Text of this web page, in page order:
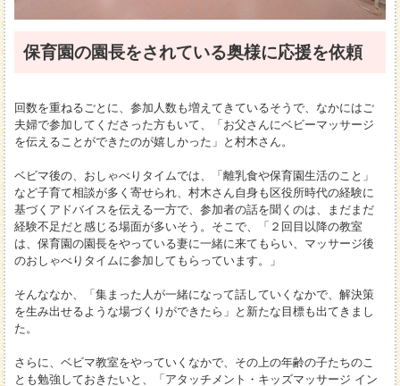
保育園の園長をされている奥様に応援を依頼
回数を重ねるごとに、参加人数も増えてきているそうで、なかにはご
夫婦で参加してくださった方もいて、「お父さんにベビーマッサージ
を伝えることができたのが嬉しかった」と村木さん。
ベビマ後の、おしゃべりタイムでは、「離乳食や保育園生活のこと」
など子育て相談が多く寄せられ、村木さん自身も区役所時代の経験に
基づくアドバイスを伝える一方で、参加者の話を聞くのは、まだまだ
経験不足だと感じる場面が多いそう。そこで、「２回目以降の教室
は、保育園の園長をやっている妻に一緒に来てもらい、マッサージ後
のおしゃべりタイムに参加してもらっています。」
そんななか、「集まった人が一緒になって話していくなかで、解決策
を生み出せるような場づくりができたら」と新たな目標も出てきまし
た。
さらに、ベビマ教室をやっていくなかで、その上の年齢の子たちのこ
とも勉強しておきたいと、「アタッチメント・キッズマッサージ イン